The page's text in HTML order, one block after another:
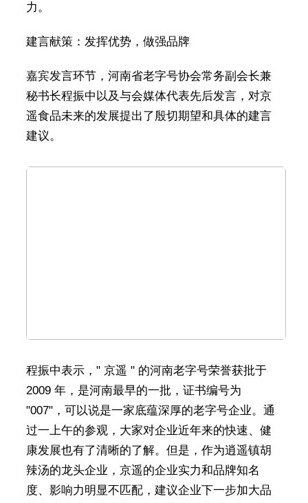
力。
建言献策：发挥优势，做强品牌
嘉宾发言环节，河南省老字号协会常务副会长兼
秘书长程振中以及与会媒体代表先后发言，对京
遥食品未来的发展提出了殷切期望和具体的建言
建议。
程振中表示，" 京遥 " 的河南老字号荣誉获批于
2009 年，是河南最早的一批，证书编号为
"007"，可以说是一家底蕴深厚的老字号企业。通
过一上午的参观，大家对企业近年来的快速、健
康发展也有了清晰的了解。但是，作为逍遥镇胡
辣汤的龙头企业，京遥的企业实力和品牌知名
度、影响力明显不匹配，建议企业下一步加大品